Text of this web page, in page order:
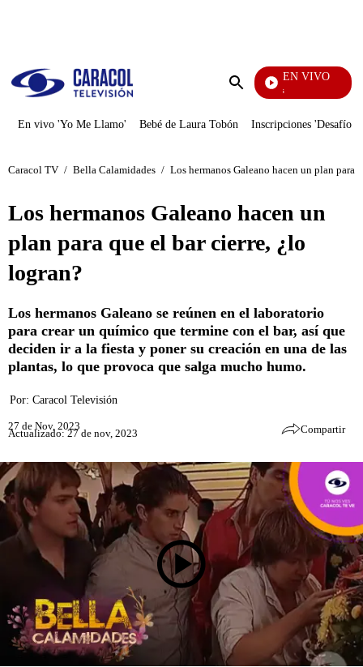
Enviar
EN VIVO
También Caerás
En vivo 'Yo Me Llamo' Bebé de Laura Tobón Inscripciones 'Desafío'
Caracol TV / Bella Calamidades / Los hermanos Galeano hacen un plan para
Los hermanos Galeano hacen un
plan para que el bar cierre, ¿lo
logran?
Los hermanos Galeano se reúnen en el laboratorio
para crear un químico que termine con el bar, así que
deciden ir a la fiesta y poner su creación en una de las
plantas, lo que provoca que salga mucho humo.
Por: Caracol Televisión
27 de Nov, 2023
Actualizado: 27 de nov, 2023 Compartir